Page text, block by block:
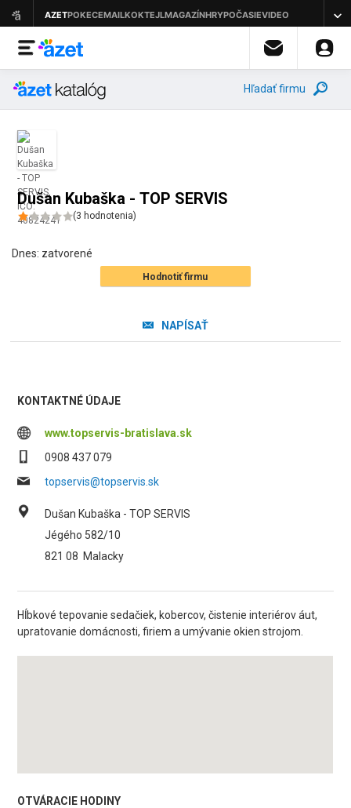
Hľadať firmu
Dušan Kubaška - TOP SERVIS
(3 hodnotenia)
Dnes: zatvorené
Hodnotiť firmu
NAPÍSAŤ
KONTAKTNÉ ÚDAJE
www.topservis-bratislava.sk
0908 437 079
topservis@topservis.sk
Dušan Kubaška - TOP SERVIS
Jégého 582/10
821 08 Malacky
Hĺbkové tepovanie sedačiek, kobercov, čistenie interiérov áut,
upratovanie domácnosti, firiem a umývanie okien strojom.
OTVÁRACIE HODINY